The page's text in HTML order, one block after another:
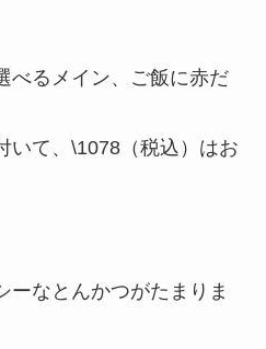
べるメイン、ご飯に赤だ
いて、\1078（税込）はお
ーなとんかつがたまりま